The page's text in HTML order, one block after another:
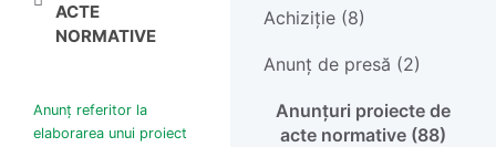
ACTE
NORMATIVE
Anunț referitor la
elaborarea unui proiect
Achiziție (8)
Anunț de presă (2)
Anunțuri proiecte de
acte normative (88)